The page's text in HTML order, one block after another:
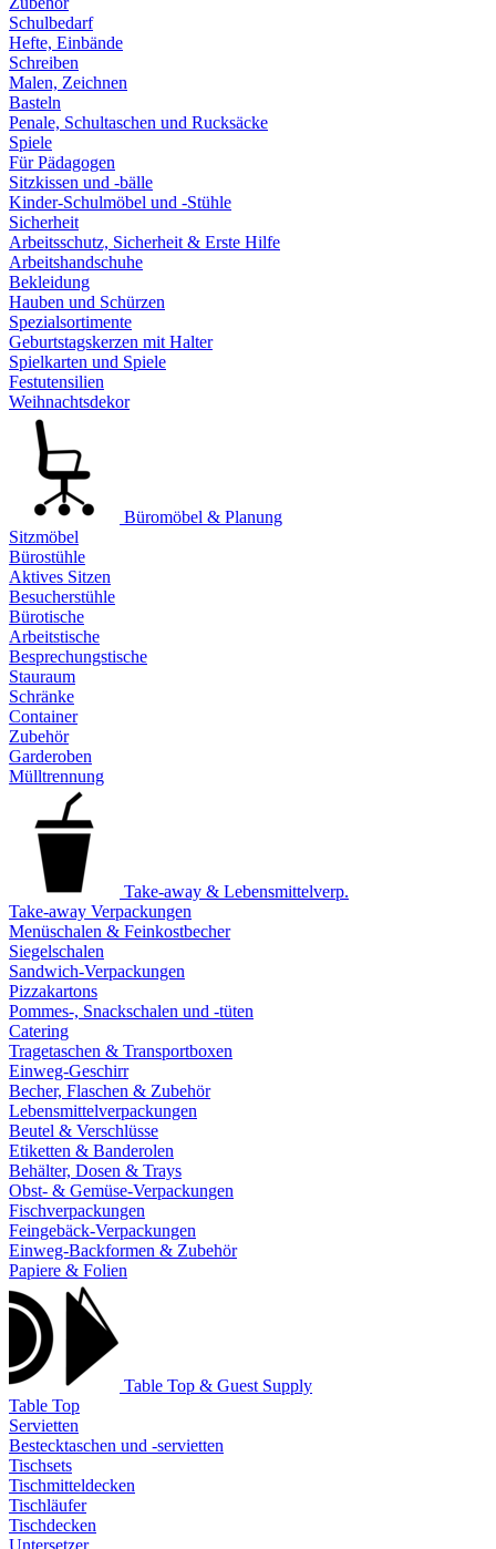
Schulbedarf
Hefte, Einbände
Schreiben
Malen, Zeichnen
Basteln
Penale, Schultaschen und Rucksäcke
Spiele
Für Pädagogen
Sitzkissen und -bälle
Kinder-Schulmöbel und -Stühle
Sicherheit
Arbeitsschutz, Sicherheit & Erste Hilfe
Arbeitshandschuhe
Bekleidung
Hauben und Schürzen
Spezialsortimente
Geburtstagskerzen mit Halter
Spielkarten und Spiele
Festutensilien
Weihnachtsdekor
Büromöbel & Planung
Sitzmöbel
Bürostühle
Aktives Sitzen
Besucherstühle
Bürotische
Arbeitstische
Besprechungstische
Stauraum
Schränke
Container
Zubehör
Garderoben
Mülltrennung
Take-away & Lebensmittelverp.
Take-away Verpackungen
Menüschalen & Feinkostbecher
Siegelschalen
Sandwich-Verpackungen
Pizzakartons
Pommes-, Snackschalen und -tüten
Catering
Tragetaschen & Transportboxen
Einweg-Geschirr
Becher, Flaschen & Zubehör
Lebensmittelverpackungen
Beutel & Verschlüsse
Etiketten & Banderolen
Behälter, Dosen & Trays
Obst- & Gemüse-Verpackungen
Fischverpackungen
Feingebäck-Verpackungen
Einweg-Backformen & Zubehör
Papiere & Folien
Table Top & Guest Supply
Table Top
Servietten
Bestecktaschen und -servietten
Tischsets
Tischmitteldecken
Tischläufer
Tischdecken